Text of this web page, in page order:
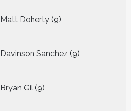
Matt Doherty 9
producten
Davinson Sanchez 9
producten
Bryan Gil 9
producten